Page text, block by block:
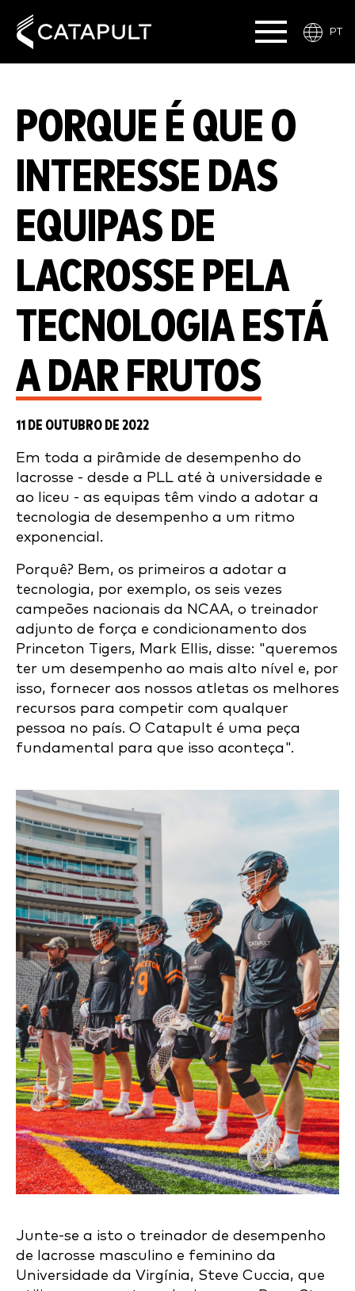
PT
PORQUE É QUE O
INTERESSE DAS
EQUIPAS DE
LACROSSE PELA
TECNOLOGIA ESTÁ
A DAR FRUTOS
11 DE OUTUBRO DE 2022
Em toda a pirâmide de desempenho do
lacrosse - desde a PLL até à universidade e
ao liceu - as equipas têm vindo a adotar a
tecnologia de desempenho a um ritmo
exponencial.
Porquê? Bem, os primeiros a adotar a
tecnologia, por exemplo, os seis vezes
campeões nacionais da NCAA, o treinador
adjunto de força e condicionamento dos
Princeton Tigers, Mark Ellis, disse: "queremos
ter um desempenho ao mais alto nível e, por
isso, fornecer aos nossos atletas os melhores
recursos para competir com qualquer
pessoa no país. O Catapult é uma peça
fundamental para que isso aconteça".
Junte-se a isto o treinador de desempenho
de lacrosse masculino e feminino da
Universidade da Virgínia, Steve Cuccia, que